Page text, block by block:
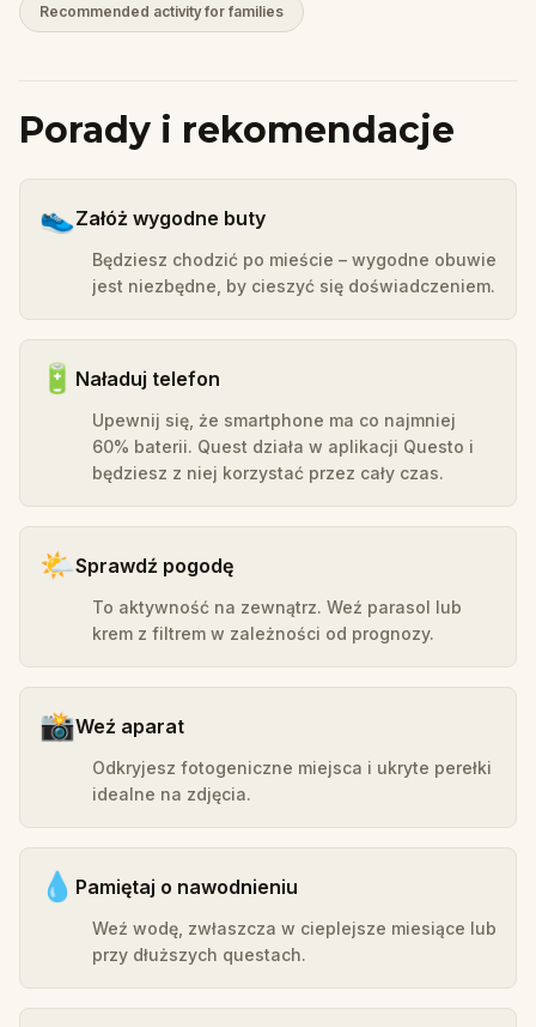
Recommended activity for families
Porady i rekomendacje
👟Załóż wygodne buty
Będziesz chodzić po mieście – wygodne obuwie
jest niezbędne, by cieszyć się doświadczeniem.
🔋 Naładuj telefon
Upewnij się, że smartphone ma co najmniej
60% baterii. Quest działa w aplikacji Questo i
będziesz z niej korzystać przez cały czas.
🌤️Sprawdź pogodę
To aktywność na zewnątrz. Weź parasol lub
krem z filtrem w zależności od prognozy.
📸Weź aparat
Odkryjesz fotogeniczne miejsca i ukryte perełki
idealne na zdjęcia.
💧 Pamiętaj o nawodnieniu
Weź wodę, zwłaszcza w cieplejsze miesiące lub
przy dłuższych questach.